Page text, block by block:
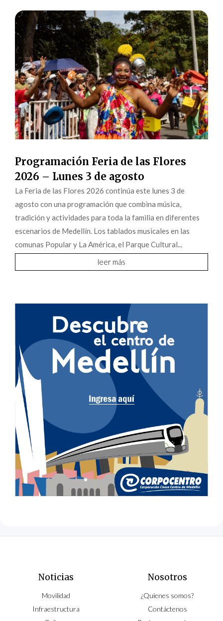
Programación Feria de las Flores
2026 – Lunes 3 de agosto
La Feria de las Flores 2026 continúa este lunes 3 de
agosto con una programación que combina música,
tradición y actividades para toda la familia en diferentes
escenarios de Medellín. Los tablados musicales en las
comunas Popular y La América, el Parque Cultural...
leer más
Noticias
Movilidad
Infraestructura
Nosotros
¿Quíenes somos?
Contáctenos